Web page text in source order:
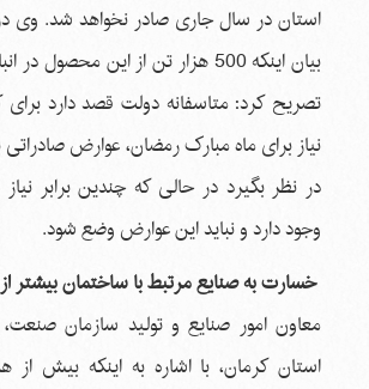
استان در سال جاری صادر نخواهد شد. وی در
بیان اینکه 500 هزار تن از این
تصریح کرد: متاسفانه دولت قصد دارد برای
نیاز برای ماه مبارک رمضان، عوارض
در نظر بگیرد در حالی که چندین برابر نیاز
وجود دارد و نباید این عوارض وضع شود.
خسارت به صنایع مرتبط با ساختمان بیشتر
معاون امور صنایع و تولید سازمان